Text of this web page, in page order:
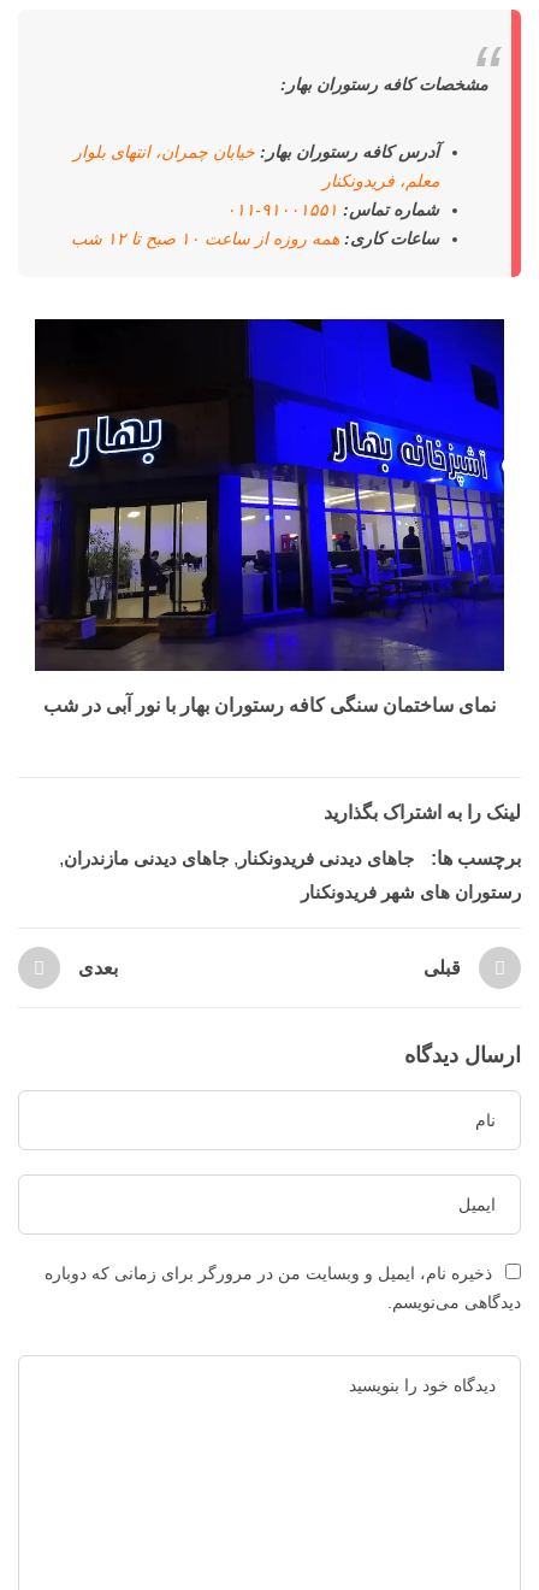
مشخصات کافه رستوران بهار:
آدرس کافه رستوران بهار: خیابان چمران، انتهای بلوار
معلم، فریدونکنار
شماره تماس: ۹۱۰۰۱۵۵۱-۰۱۱
ساعات کاری: همه روزه از ساعت ۱۰ صبح تا ۱۲ شب
نمای ساختمان سنگی کافه رستوران بهار با نور آبی در شب
لینک را به اشتراک بگذارید
برچسب ها: جاهای دیدنی فریدونکنار , جاهای دیدنی مازندران,
رستوران های شهر فریدونکنار
قبلی بعدی
ارسال دیدگاه
ذخیره نام، ایمیل و وبسایت من در مرورگر برای زمانی که دوباره
دیدگاهی می‌نویسم.